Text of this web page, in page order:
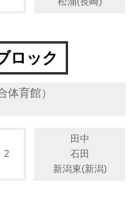
ロック
育館）
2
田中
石田
新潟東(新潟)